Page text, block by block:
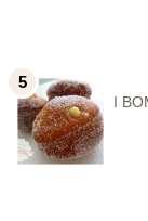
I